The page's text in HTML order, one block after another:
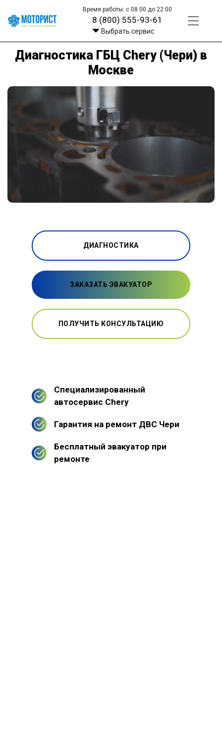
Время работы: с 08:00 до 22:00
8 (800) 555-93-61
Выбрать сервис
Диагностика ГБЦ Chery (Чери) в
Москве
ДИАГНОСТИКА
ЗАКАЗАТЬ ЭВАКУАТОР
ПОЛУЧИТЬ КОНСУЛЬТАЦИЮ
Специализированный
автосервис Chery
Гарантия на ремонт ДВС Чери
Бесплатный эвакуатор при
ремонте